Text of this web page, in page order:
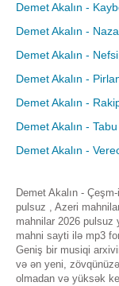
Demet Akalın -
Demet Akalın -
Demet Akalın -
Demet Akalın -
Demet Akalın -
Demet Akalın -
Demet Akalın -
Demet Akalın -
pulsuz , Azeri
mahnilar 2026
mahni sayti ilə mp3
Geniş bir musiqi
və ən yeni,
olmadan və yüksək